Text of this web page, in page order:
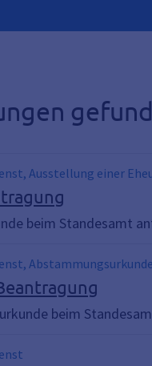
Ausstellung einer
beim Standesamt
Mutter,
abschrift
beim